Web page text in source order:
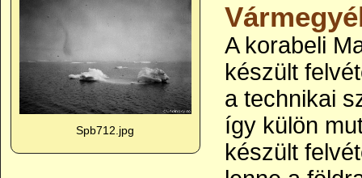
A korabeli
készült
a technikai
így külön
készült
Spb712.jpg